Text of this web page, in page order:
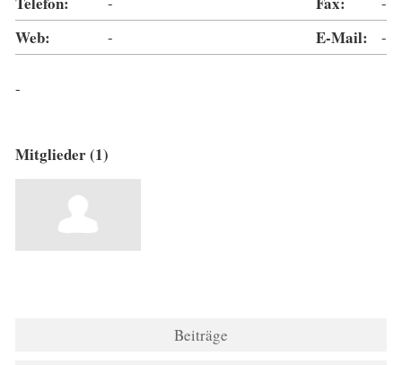
Web: - E-Mail: -
-
Mitglieder (1)
Beiträge